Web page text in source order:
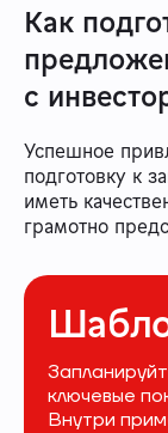
Как
с
Успешное
подготовку к
иметь
грамотно
ключевые
Внутри